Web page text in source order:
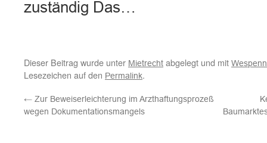
zuständig Das…
Dieser Beitrag wurde unter Mietrecht abgelegt und mit
Lesezeichen auf den Permalink.
← Zur Beweiserleichterung im Arzthaftungsprozeß
wegen Dokumentationsmangels